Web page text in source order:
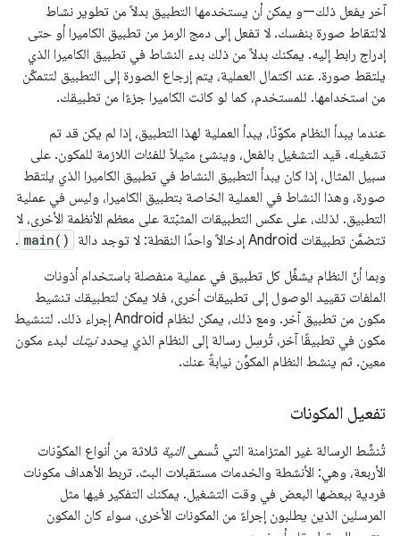
آخر يفعل ذلك—و يمكن أن يستخدمها التطبيق بدلاً من تطوير نشاط
لالتقاط صورة بنفسك. لا تفعل إلى دمج الرمز من تطبيق الكاميرا أو حتى
إدراج رابط إليه. يمكنك بدلاً من ذلك بدء النشاط في تطبيق الكاميرا الذي
يلتقط صورة. عند اكتمال العملية، يتم إرجاع الصورة إلى التطبيق لتتمكّن
من استخدامها. للمستخدم، كما لو كانت الكاميرا جزءًا من تطبيقك.
عندما يبدأ النظام مكوّنًا، يبدأ العملية لهذا التطبيق، إذا لم يكن قد تم
تشغيله. قيد التشغيل بالفعل، وينشئ مثيلاً للفئات اللازمة للمكون. على
سبيل المثال، إذا كان يبدأ التطبيق النشاط في تطبيق الكاميرا الذي يلتقط
صورة، وهذا النشاط في العملية الخاصة بتطبيق الكاميرا، وليس في عملية
التطبيق. لذلك، على عكس التطبيقات المثبّتة على معظم الأنظمة الأخرى، لا
تتضمَّن تطبيقات Android إدخالاً واحدًا النقطة: لا توجد دالة
main()
.
وبما أنّ النظام يشغِّل كل تطبيق في عملية منفصلة باستخدام أذونات
الملفات تقييد الوصول إلى تطبيقات أخرى، فلا يمكن لتطبيقك تنشيط
مكون من تطبيق آخر. ومع ذلك، يمكن لنظام Android إجراء ذلك. لتنشيط
مكون في تطبيقًا آخر، تُرسِل رسالة إلى النظام الذي يحددنيتك لبدء مكون
معين. ثم ينشط النظام المكوِّن نيابةً عنك.
تفعيل المكونات
تُنشِّط الرسالة غير المتزامنة التي تُسمىالنية ثلاثة من أنواع المكوّنات
الأربعة، وهي: الأنشطة والخدمات مستقبلات البث. تربط الأهداف مكونات
فردية ببعضها البعض في وقت التشغيل. يمكنك التفكير فيها مثل
المرسلين الذين يطلبون إجراءً من المكونات الأخرى، سواء كان المكون